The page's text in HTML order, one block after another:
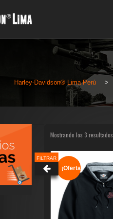
Harley-Davidson® Lima Perú >
FILTRAR
Mostrando los 3 resultados
¡Oferta!